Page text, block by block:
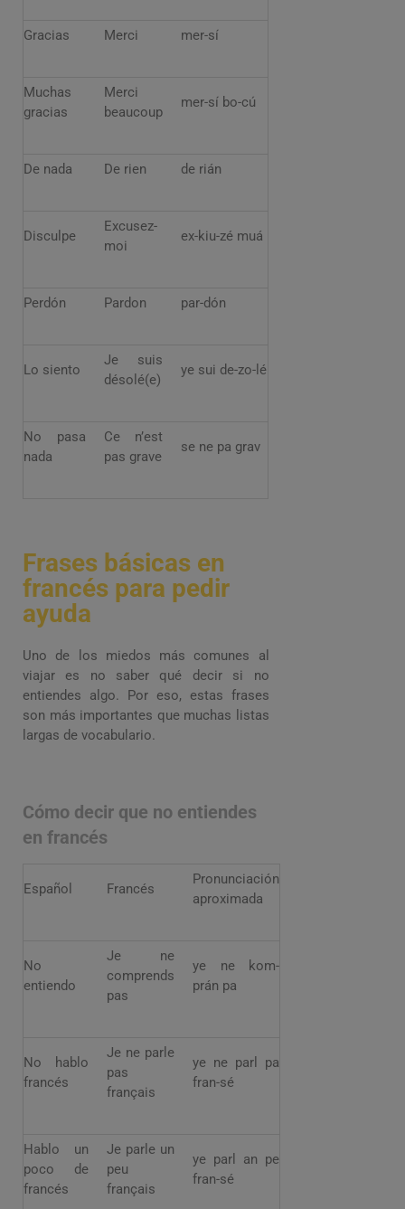
Gracias Merci mer-sí
Muchas
gracias
Merci
beaucoup
mer-sí bo-cú
De nada De rien de rián
Disculpe
Excusez-
moi
ex-kiu-zé muá
Perdón Pardon par-dón
Lo siento
Je suis
désolé(e)
ye sui de-zo-lé
No pasa
nada
Ce n’est
pas grave
se ne pa grav
Frases básicas en
francés para pedir
ayuda
Uno de los miedos más comunes al
viajar es no saber qué decir si no
entiendes algo. Por eso, estas frases
son más importantes que muchas listas
largas de vocabulario.
Cómo decir que no entiendes
en francés
Español Francés
Pronunciación
aproximada
No
entiendo
Je ne
comprends
pas
ye ne kom-
prán pa
No hablo
francés
Je ne parle
pas
français
ye ne parl pa
fran-sé
Hablo un
poco de
francés
Je parle un
peu
français
ye parl an pe
fran-sé